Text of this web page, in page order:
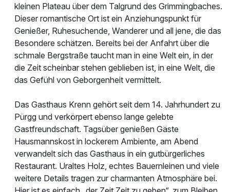
kleinen Plateau über dem Talgrund des Grimmingbaches.
Dieser romantische Ort ist ein Anziehungspunkt für
Genießer, Ruhesuchende, Wanderer und all jene, die das
Besondere schätzen. Bereits bei der Anfahrt über die
schmale Bergstraße taucht man in eine Welt ein, in der
die Zeit scheinbar stehen geblieben ist, in eine Welt, die
das Gefühl von Geborgenheit vermittelt.
Das Gasthaus Krenn gehört seit dem 14. Jahrhundert zu
Pürgg und verkörpert ebenso lange gelebte
Gastfreundschaft. Tagsüber genießen Gäste
Hausmannskost in lockerem Ambiente, am Abend
verwandelt sich das Gasthaus in ein gutbürgerliches
Restaurant. Uraltes Holz, echtes Bauernleinen und viele
weitere Details tragen zur charmanten Atmosphäre bei.